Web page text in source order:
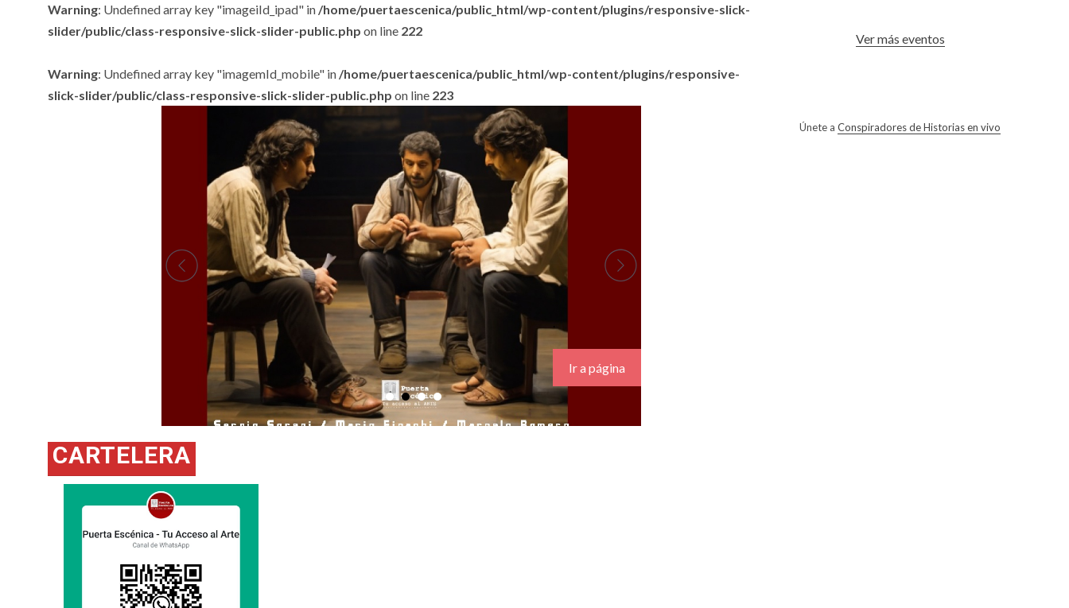
Warning: Undefined array key "imageiId_ipad" in /home/puertaescenica/public_html/wp-content/plugins/responsive-slick-
slider/public/class-responsive-slick-slider-public.php on line 222
Warning: Undefined array key "imagemId_mobile" in /home/puertaescenica/public_html/wp-content/plugins/responsive-
slick-slider/public/class-responsive-slick-slider-public.php on line 223
Ir a página
CARTELERA
Ver más eventos
Únete aConspiradores de Historias en vivo